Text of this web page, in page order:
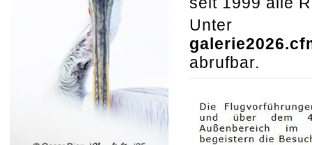
abrufbar.